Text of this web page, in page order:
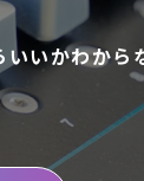
いいかわから